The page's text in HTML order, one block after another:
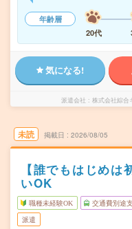
年齢層
20代
気になる!
派遣会社 株式会社綜合
未読 掲載日 2026/08/05
【誰でもはじめ
いOK
職種未経験OK 交通費別途
派遣